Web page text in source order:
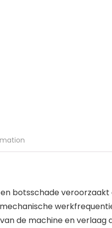
botsschade
de machine en verlaag